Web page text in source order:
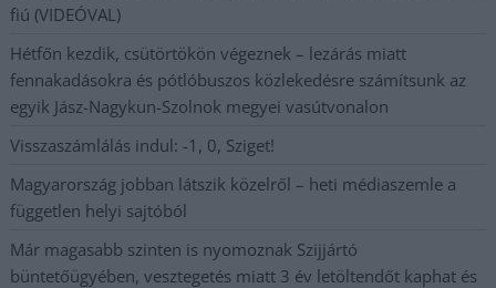
fiú (VIDEÓVAL)
Hétfőn kezdik, csütörtökön végeznek – lezárás miatt
fennakadásokra és pótlóbuszos közlekedésre számítsunk az
egyik Jász-Nagykun-Szolnok megyei vasútvonalon
Visszaszámlálás indul: -1, 0, Sziget!
Magyarország jobban látszik közelről – heti médiaszemle a
független helyi sajtóból
Már magasabb szinten is nyomoznak Szijjártó
büntetőügyében, vesztegetés miatt 3 év letöltendőt kaphat és